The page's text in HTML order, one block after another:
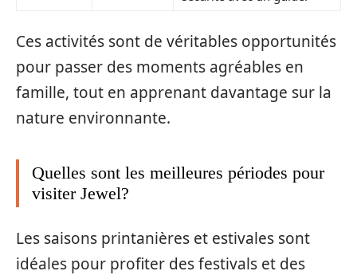
Ces activités sont de véritables opportunités
pour passer des moments agréables en
famille, tout en apprenant davantage sur la
nature environnante.
Quelles sont les meilleures périodes pour
visiter Jewel?
Les saisons printanières et estivales sont
idéales pour profiter des festivals et des